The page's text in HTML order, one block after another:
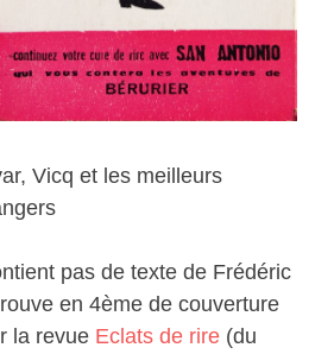
Vicq et les meilleurs
pas de texte de Frédéric
en 4ème de couverture
la revue Eclats de rire (du